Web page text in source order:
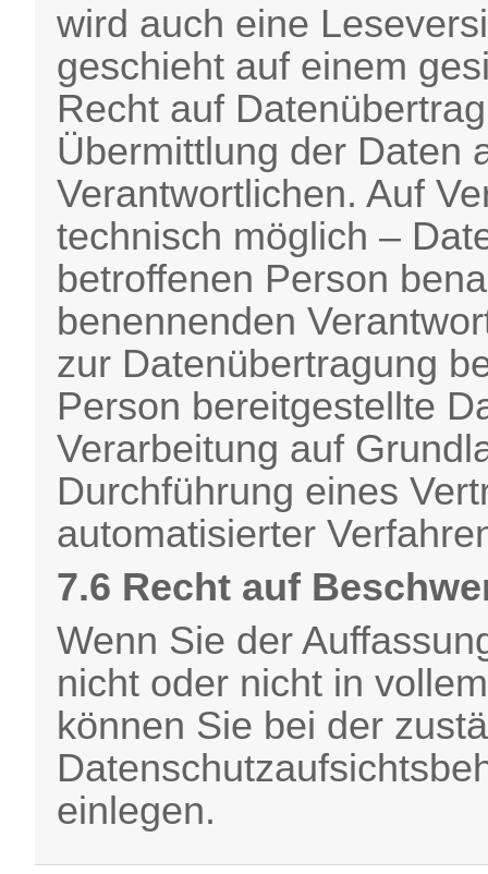
wird auch eine
geschieht auf einem
Recht auf
Übermittlung der Daten
Verantwortlichen. Auf
technisch möglich –
betroffenen Person
benennenden
zur Datenübertragung
Person bereitgestellte
Verarbeitung auf
Durchführung eines
automatisierter
7.6 Recht auf
Wenn Sie der
nicht oder nicht in
können Sie bei der
einlegen.